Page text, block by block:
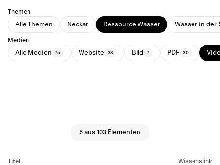
Themen
Alle Themen Neckar Ressource Wasser Wasser in der
Medien
Alle Medien 75 Website 33 Bild 7 PDF 30
5 aus 103 Elementen
Titel Wissenslink